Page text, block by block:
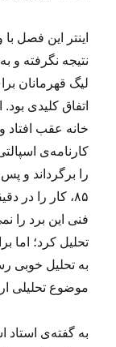
اینتر این فصل
نتیجه نگرفته و
لیگ قهرمانان
اتفاق کلیدی
خانه عقب افتاد
را برگرداند و
فنی این برد را
تحلیل کرد؛ اما
به تحلیل خوبی
موضوع تحلیلی
به گفته‌ی استاد